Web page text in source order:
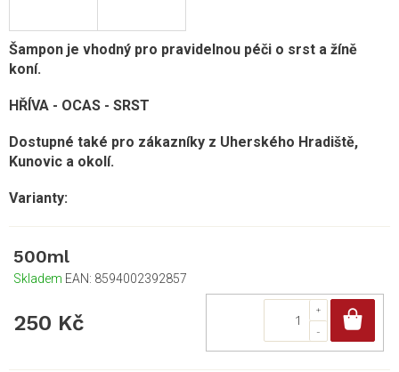
Šampon je vhodný pro pravidelnou péči o srst a žíně
koní.
HŘÍVA - OCAS - SRST
Dostupné také pro zákazníky z Uherského Hradiště,
Kunovic a okolí.
500ml
Skladem EAN: 8594002392857
250 Kč